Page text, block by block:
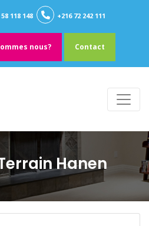
118 148 +216 72 242 111
nous? Contact
Hanen